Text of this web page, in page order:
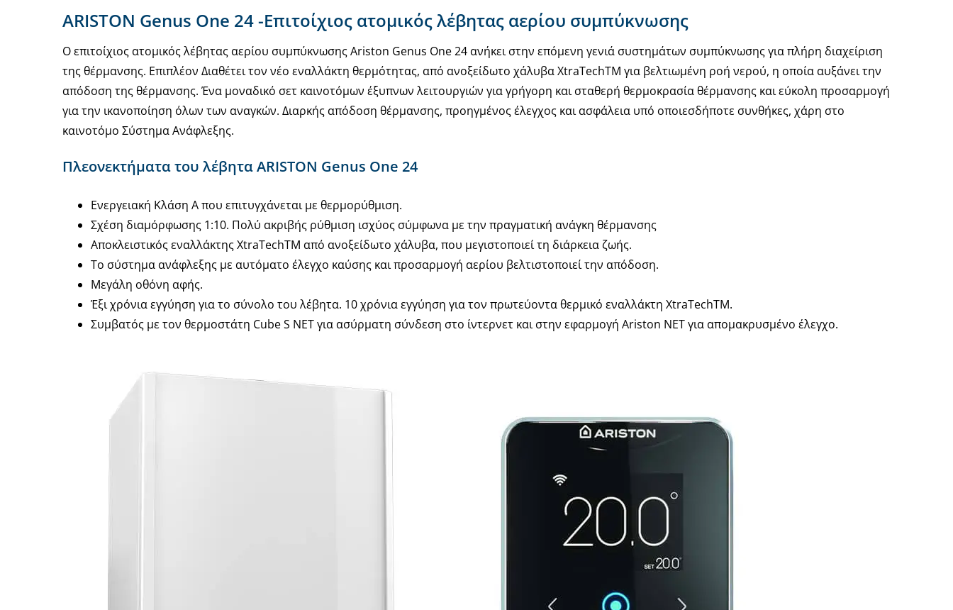
ARISTON Genus One 24 -Επιτοίχιος ατομικός λέβητας αερίου συμπύκνωσης
Ο επιτοίχιος ατομικός λέβητας αερίου συμπύκνωσης Ariston Genus One 24 ανήκει στην επόμενη γενιά συστημάτων συμπύκνωσης για πλήρη διαχείριση
της θέρμανσης. Επιπλέον Διαθέτει τον νέο εναλλάκτη θερμότητας, από ανοξείδωτο χάλυβα XtraTechTM για βελτιωμένη ροή νερού, η οποία αυξάνει την
απόδοση της θέρμανσης. Ένα μοναδικό σετ καινοτόμων έξυπνων λειτουργιών για γρήγορη και σταθερή θερμοκρασία θέρμανσης και εύκολη προσαρμογή
για την ικανοποίηση όλων των αναγκών. Διαρκής απόδοση θέρμανσης, προηγμένος έλεγχος και ασφάλεια υπό οποιεσδήποτε συνθήκες, χάρη στο
καινοτόμο Σύστημα Ανάφλεξης.
Πλεονεκτήματα του λέβητα ARISTON Genus One 24
Ενεργειακή Κλάση A που επιτυγχάνεται με θερμορύθμιση.
Σχέση διαμόρφωσης 1:10. Πολύ ακριβής ρύθμιση ισχύος σύμφωνα με την πραγματική ανάγκη θέρμανσης
Αποκλειστικός εναλλάκτης XtraTechTM από ανοξείδωτο χάλυβα, που μεγιστοποιεί τη διάρκεια ζωής.
Το σύστημα ανάφλεξης με αυτόματο έλεγχο καύσης και προσαρμογή αερίου βελτιστοποιεί την απόδοση.
Μεγάλη οθόνη αφής.
Έξι χρόνια εγγύηση για το σύνολο του λέβητα. 10 χρόνια εγγύηση για τον πρωτεύοντα θερμικό εναλλάκτη XtraTechTM.
Συμβατός με τον θερμοστάτη Cube S NET για ασύρματη σύνδεση στο ίντερνετ και στην εφαρμογή Ariston NET για απομακρυσμένο έλεγχο.